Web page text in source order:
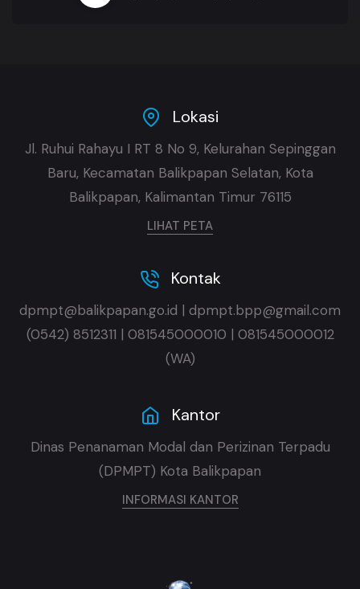
Lokasi
Jl. Ruhui Rahayu I RT 8 No 9, Kelurahan Sepinggan
Baru, Kecamatan Balikpapan Selatan, Kota
Balikpapan, Kalimantan Timur 76115
LIHAT PETA
Kontak
dpmpt@balikpapan.go.id | dpmpt.bpp@gmail.com
(0542) 8512311 | 081545000010 | 081545000012
(WA)
Kantor
Dinas Penanaman Modal dan Perizinan Terpadu
(DPMPT) Kota Balikpapan
INFORMASI KANTOR